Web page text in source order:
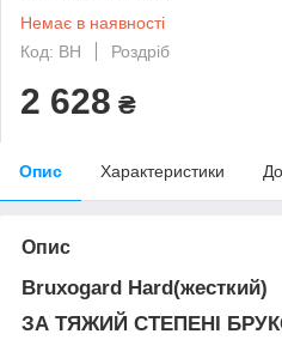
Немає в наявності
Код: BH
Роздріб
2 628 ₴
Опис Характеристики
Опис
Bruxogard Hard(жесткий)
ЗА ТЯЖИЙ СТЕПЕНІ